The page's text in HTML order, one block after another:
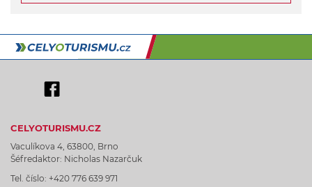
CELYOTURISMU.CZ
Vaculíkova 4, 63800, Brno
Šéfredaktor: Nicholas Nazarčuk
Tel. číslo: +420 776 639 971